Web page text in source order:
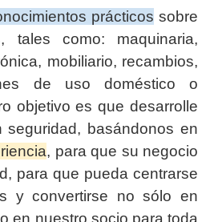
prácticos sobre
tales como: maquinaria,
mobiliario, recambios,
de uso doméstico o
objetivo es que desarrolle
seguridad, basándonos en
, para que su negocio
para que pueda centrarse
y convertirse no sólo en
en nuestro socio para toda